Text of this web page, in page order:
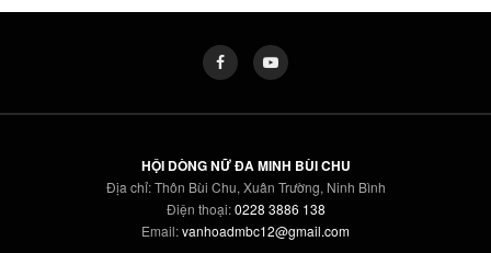
HỘI DÒNG NỮ ĐA MINH BÙI CHU
Địa chỉ: Thôn Bùi Chu, Xuân Trường, Ninh Bình
Điện thoại:0228 3886 138
Email:vanhoadmbc12@gmail.com